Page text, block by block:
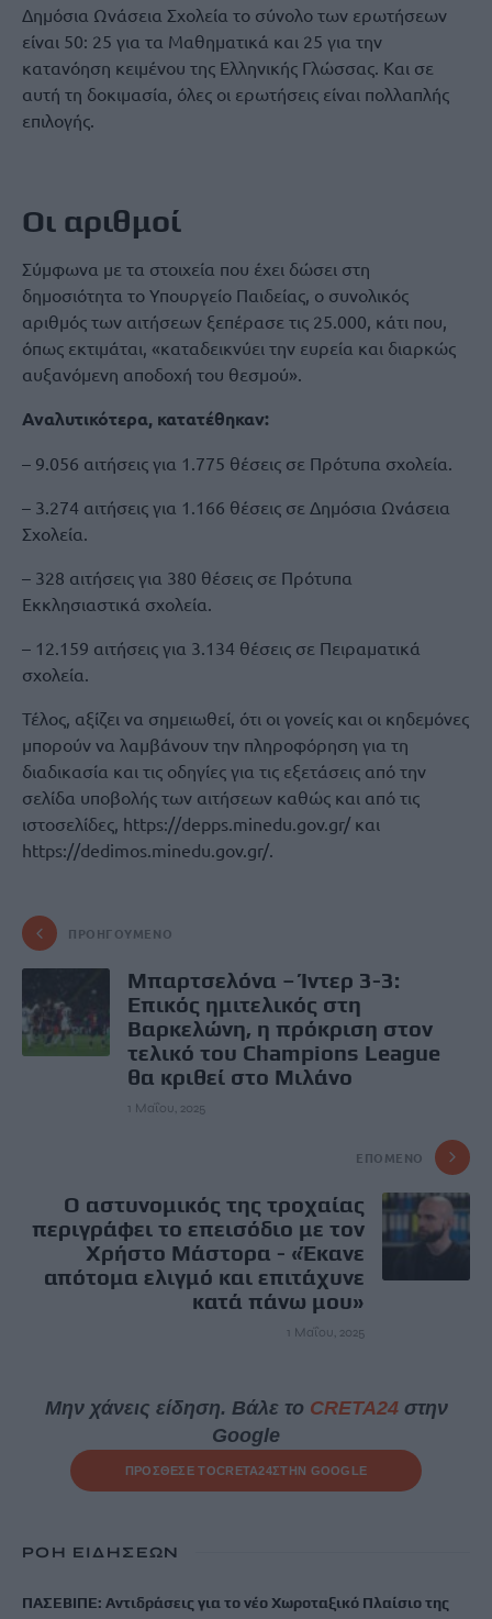
Δημόσια Ωνάσεια Σχολεία το σύνολο των ερωτήσεων
είναι 50: 25 για τα Μαθηματικά και 25 για την
κατανόηση κειμένου της Ελληνικής Γλώσσας. Και σε
αυτή τη δοκιμασία, όλες οι ερωτήσεις είναι πολλαπλής
επιλογής.
Οι αριθμοί
Σύμφωνα με τα στοιχεία που έχει δώσει στη
δημοσιότητα το Υπουργείο Παιδείας, ο συνολικός
αριθμός των αιτήσεων ξεπέρασε τις 25.000, κάτι που,
όπως εκτιμάται, «καταδεικνύει την ευρεία και διαρκώς
αυξανόμενη αποδοχή του θεσμού».
Αναλυτικότερα, κατατέθηκαν:
– 9.056 αιτήσεις για 1.775 θέσεις σε Πρότυπα σχολεία.
– 3.274 αιτήσεις για 1.166 θέσεις σε Δημόσια Ωνάσεια
Σχολεία.
– 328 αιτήσεις για 380 θέσεις σε Πρότυπα
Εκκλησιαστικά σχολεία.
– 12.159 αιτήσεις για 3.134 θέσεις σε Πειραματικά
σχολεία.
Τέλος, αξίζει να σημειωθεί, ότι οι γονείς και οι κηδεμόνες
μπορούν να λαμβάνουν την πληροφόρηση για τη
διαδικασία και τις οδηγίες για τις εξετάσεις από την
σελίδα υποβολής των αιτήσεων καθώς και από τις
ιστοσελίδες, https://depps.minedu.gov.gr/ και
https://dedimos.minedu.gov.gr/.
ΠΡΟΗΓΟΎΜΕΝΟ
Μπαρτσελόνα – Ίντερ 3-3:
Επικός ημιτελικός στη
Βαρκελώνη, η πρόκριση στον
τελικό του Champions League
θα κριθεί στο Μιλάνο
1 Μαΐου, 2025
ΕΠΌΜΕΝΟ
Ο αστυνομικός της τροχαίας
περιγράφει το επεισόδιο με τον
Χρήστο Μάστορα - «Έκανε
απότομα ελιγμό και επιτάχυνε
κατά πάνω μου»
1 Μαΐου, 2025
Μην χάνεις είδηση. Βάλε το CRETA24στην
Google
ΠΡΟΣΘΕΣΕ ΤΟCRETA24ΣΤΗΝ GOOGLE
ΡΟΗ ΕΙΔΗΣΕΩΝ
ΠΑΣΕΒΙΠΕ: Αντιδράσεις για το νέο Χωροταξικό Πλαίσιο της